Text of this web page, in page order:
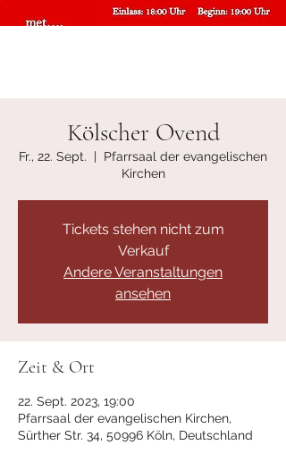
Kölscher Ovend
Fr., 22. Sept.
  |
Pfarrsaal der evangelischen
Kirchen
Tickets stehen nicht zum
Verkauf
Andere Veranstaltungen
ansehen
Zeit & Ort
22. Sept. 2023, 19:00
Pfarrsaal der evangelischen Kirchen,
Sürther Str. 34, 50996 Köln, Deutschland